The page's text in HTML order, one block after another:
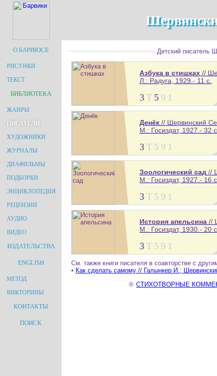
О БАРИЮСЕ
РИСУНКИ
ТЕКСТ
БИБЛИОТЕКА
ЖАНРЫ
ПИСАТЕЛИ
ХУДОЖНИКИ
ЖУРНАЛЫ
ДИАФИЛЬМЫ
ПОДБОРКИ
ЭНЦИКЛОПЕДИЯ
РЕЦЕНЗИИ
АУДИО
ВИДЕО
ИЗДАТЕЛЬСТВА
ENGLISH
МЕТОД
ВИКТОРИНЫ
КОНТАКТЫ
ПОИСК
Детский писатель
Азбука в стишках //
Л.: Радуга, 1929.- 11 с.
3Т 5 9 1
Денёк // Шервинский
М.: Госиздат, 1927.- 32
3Т 5 9 1
Зоологический сад //
М.: Госиздат, 1927.- 16
3Т 5 9 1
История апельсина //
М.: Госиздат, 1930.- 20
3Т 5 9 1
См. также книги писателя в соавторстве с
• Как сделать самому // Галынкер И.;
🌞 СТИХОТВОРНЫЕ